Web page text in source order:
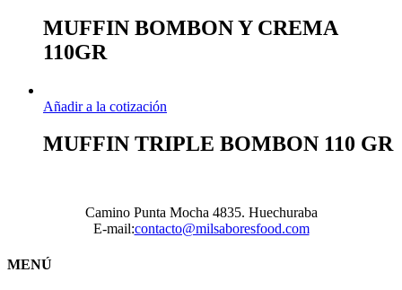
MUFFIN BOMBON Y CREMA
110GR
Añadir a la cotización
MUFFIN TRIPLE BOMBON 110 GR
Camino Punta Mocha 4835. Huechuraba
E-mail:contacto@milsaboresfood.com
MENÚ